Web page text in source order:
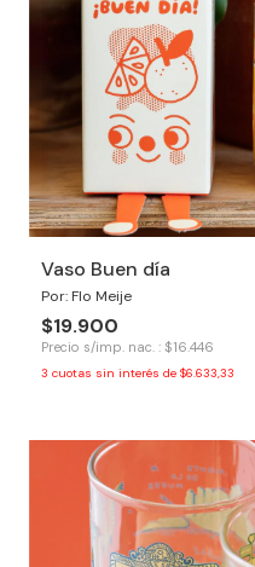
Vaso Buen día
Por: Flo Meije
$19.900
Precio s/imp. nac. : $16.446
3 cuotas sin interés de $6.633,33